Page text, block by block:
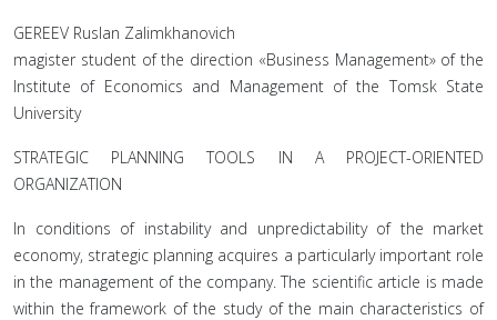
GEREEV Ruslan Zalimkhanovich
magister student of the direction «Business Management» of the
Institute of Economics and Management of the Tomsk State
University
STRATEGIC PLANNING TOOLS IN A PROJECT-ORIENTED
ORGANIZATION
In conditions of instability and unpredictability of the market
economy, strategic planning acquires a particularly important role
in the management of the company. The scientific article is made
within the framework of the study of the main characteristics of